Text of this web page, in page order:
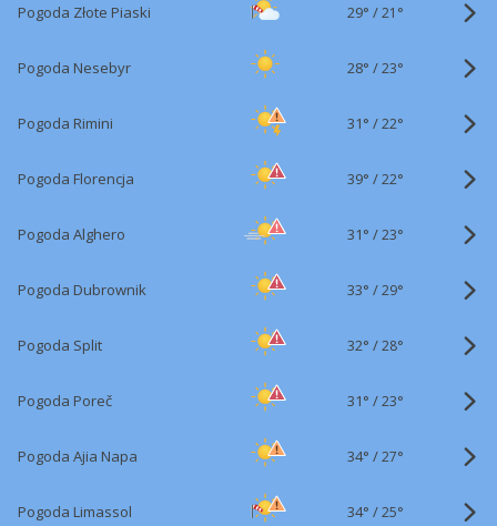
Pogoda Złote Piaski 29° /21°
Pogoda Nesebyr 28° /23°
Pogoda Rimini 31° /22°
Pogoda Florencja 39° /22°
Pogoda Alghero 31° /23°
Pogoda Dubrownik 33° /29°
Pogoda Split 32° /28°
Pogoda Poreč 31° /23°
Pogoda Ajia Napa 34° /27°
Pogoda Limassol 34° /25°